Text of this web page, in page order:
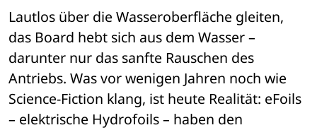
Lautlos über die Wasseroberfläche gleiten,
das Board hebt sich aus dem Wasser
darunter nur das sanfte Rauschen des
Antriebs. Was vor wenigen Jahren noch wie
Science-Fiction klang, ist heute Realitä
– elektrische Hydrofoils – haben den